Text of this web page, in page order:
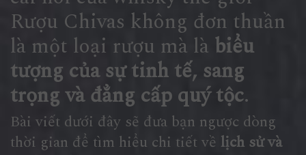
Rượu Chivas không đơn thuần
là một loại rượu mà là biểu
tượng của sự tinh tế, sang
trọng và đẳng cấp quý tộc.
Bài viết dưới đây sẽ đưa bạn ngược dòng
thời gian để tìm hiểu chi tiết về lịch sử và